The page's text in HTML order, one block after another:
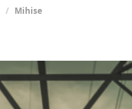
Mihise